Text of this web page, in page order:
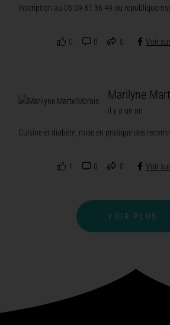
Inscription au 06 09 81 36 49 ou
0 0 0 Voir
Marilyne
il y a un an
Cuisine et diabète, mise en pratique des
1 0 0 Voir
VOIR PLUS